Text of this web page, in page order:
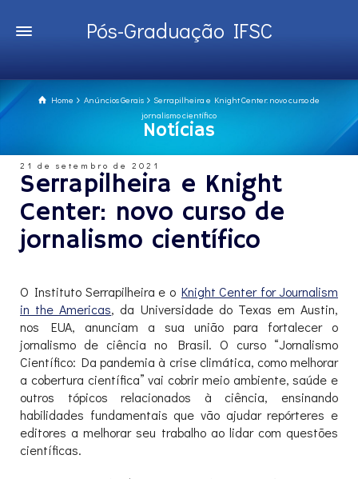
Pós-Graduação IFSC
Home Anúncios Gerais
Serrapilheira e Knight Center: novo curso de
jornalismo científico
Notícias
21 de setembro de 2021
Serrapilheira e Knight
Center: novo curso de
jornalismo científico
O Instituto Serrapilheira e o Knight Center for Journalism
in the Americas, da Universidade do Texas em Austin,
nos EUA, anunciam a sua união para fortalecer o
jornalismo de ciência no Brasil. O curso “Jornalismo
Científico: Da pandemia à crise climática, como melhorar
a cobertura científica” vai cobrir meio ambiente, saúde e
outros tópicos relacionados à ciência, ensinando
habilidades fundamentais que vão ajudar repórteres e
editores a melhorar seu trabalho ao lidar com questões
científicas.